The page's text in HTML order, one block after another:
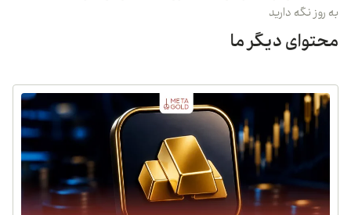
به روز نگه دارید
محتوای دیگر ما